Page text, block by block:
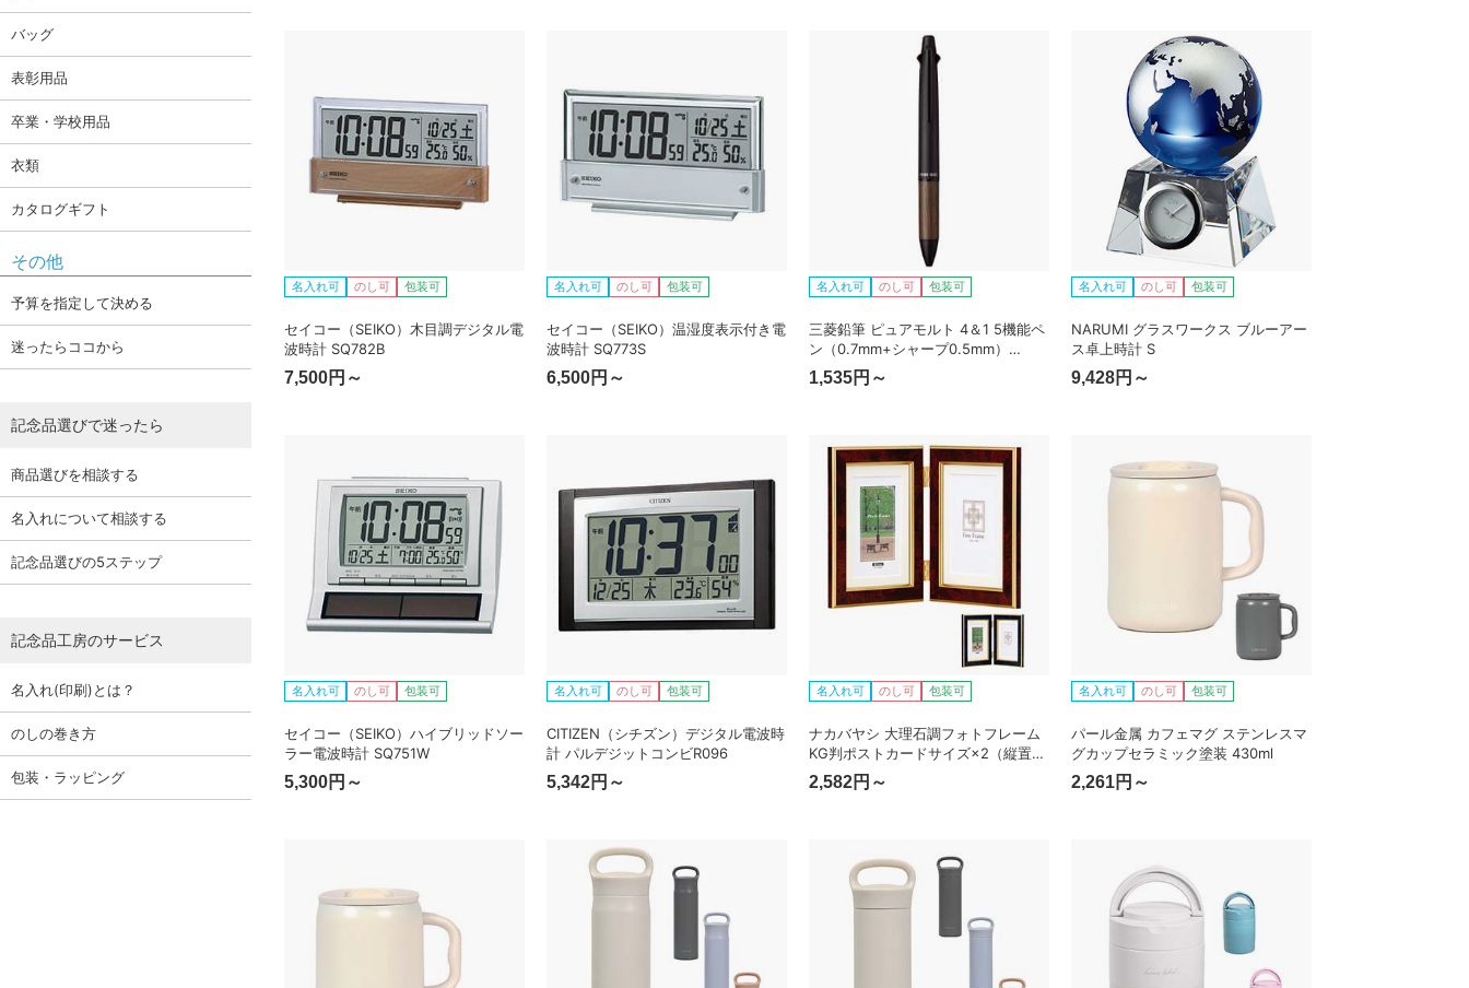
名入れ可 のし可 包装可
セイコー（SEIKO）木目調デジタル電
波時計 SQ782B
7,500円～
名入れ可 のし可 包装可
セイコー（SEIKO）温湿度表示付き電
波時計 SQ773S
6,500円～
名入れ可 のし可 包装可
三菱鉛筆 ピュアモルト 4＆1 5機能ペ
ン（0.7mm+シャープ0.5mm）
MSXE5-2005-07
1,535円～
名入れ可 のし可 包装可
NARUMI グラスワークス ブルーアー
ス卓上時計 S
9,428円～
名入れ可 のし可 包装可
セイコー（SEIKO）ハイブリッドソー
ラー電波時計 SQ751W
5,300円～
名入れ可 のし可 包装可
CITIZEN（シチズン）デジタル電波時
計 パルデジットコンビR096
5,342円～
名入れ可 のし可 包装可
ナカバヤシ 大理石調フォトフレーム
KG判ポストカードサイズ×2（縦置
き）
2,582円～
名入れ可 のし可 包装可
パール金属 カフェマグ ステンレスマ
グカップセラミック塗装 430ml
2,261円～
バッグ
表彰用品
卒業・学校用品
衣類
カタログギフト
その他
予算を指定して決める
迷ったらココから
記念品選びで迷ったら
商品選びを相談する
名入れについて相談する
記念品選びの5ステップ
記念品工房のサービス
名入れ(印刷)とは？
のしの巻き方
包装・ラッピング